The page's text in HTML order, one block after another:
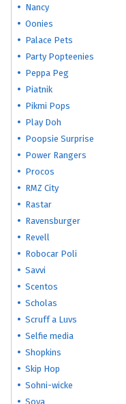
Nancy
Oonies
Palace Pets
Party Popteenies
Peppa Peg
Piatnik
Pikmi Pops
Play Doh
Poopsie Surprise
Power Rangers
Procos
RMZ City
Rastar
Ravensburger
Revell
Robocar Poli
Savvi
Scentos
Scholas
Scruff a Luvs
Selfie media
Shopkins
Skip Hop
Sohni-wicke
Soya